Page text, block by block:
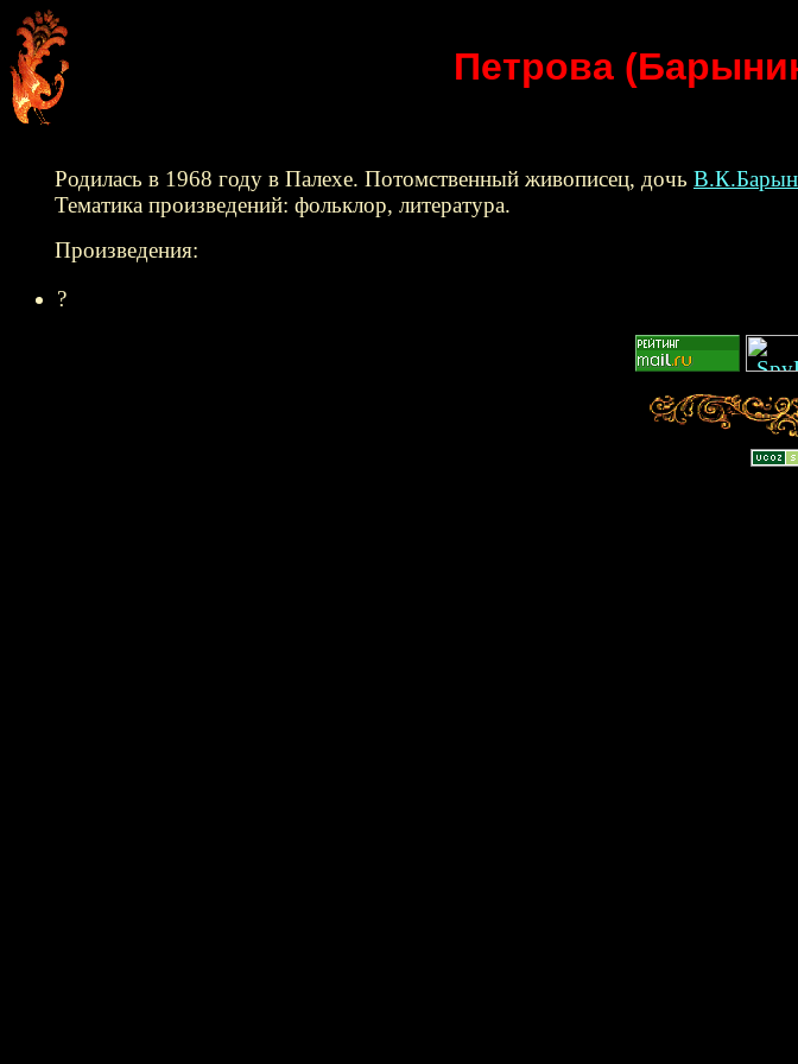
Петрова
Родилась в 1968 году в Палехе. Потомственный живописец, дочь
Тематика произведений: фольклор, литература.
Произведения:
?